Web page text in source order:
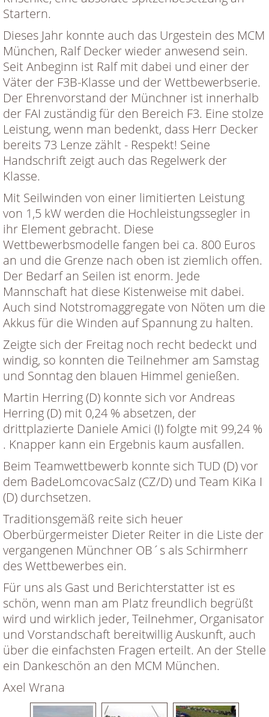
Startern.
Dieses Jahr konnte auch das Urgestein des MCM
München, Ralf Decker wieder anwesend sein.
Seit Anbeginn ist Ralf mit dabei und einer der
Väter der F3B-Klasse und der Wettbewerbserie.
Der Ehrenvorstand der Münchner ist innerhalb
der FAI zuständig für den Bereich F3. Eine stolze
Leistung, wenn man bedenkt, dass Herr Decker
bereits 73 Lenze zählt - Respekt! Seine
Handschrift zeigt auch das Regelwerk der
Klasse.
Mit Seilwinden von einer limitierten Leistung
von 1,5 kW werden die Hochleistungssegler in
ihr Element gebracht. Diese
Wettbewerbsmodelle fangen bei ca. 800 Euros
an und die Grenze nach oben ist ziemlich offen.
Der Bedarf an Seilen ist enorm. Jede
Mannschaft hat diese Kistenweise mit dabei.
Auch sind Notstromaggregate von Nöten um die
Akkus für die Winden auf Spannung zu halten.
Zeigte sich der Freitag noch recht bedeckt und
windig, so konnten die Teilnehmer am Samstag
und Sonntag den blauen Himmel genießen.
Martin Herring (D) konnte sich vor Andreas
Herring (D) mit 0,24 % absetzen, der
drittplazierte Daniele Amici (I) folgte mit 99,24 %
. Knapper kann ein Ergebnis kaum ausfallen.
Beim Teamwettbewerb konnte sich TUD (D) vor
dem BadeLomcovacSalz (CZ/D) und Team KiKa I
(D) durchsetzen.
Traditionsgemäß reite sich heuer
Oberbürgermeister Dieter Reiter in die Liste der
vergangenen Münchner OB´s als Schirmherr
des Wettbewerbes ein.
Für uns als Gast und Berichterstatter ist es
schön, wenn man am Platz freundlich begrüßt
wird und wirklich jeder, Teilnehmer, Organisator
und Vorstandschaft bereitwillig Auskunft, auch
über die einfachsten Fragen erteilt. An der Stelle
ein Dankeschön an den MCM München.
Axel Wrana